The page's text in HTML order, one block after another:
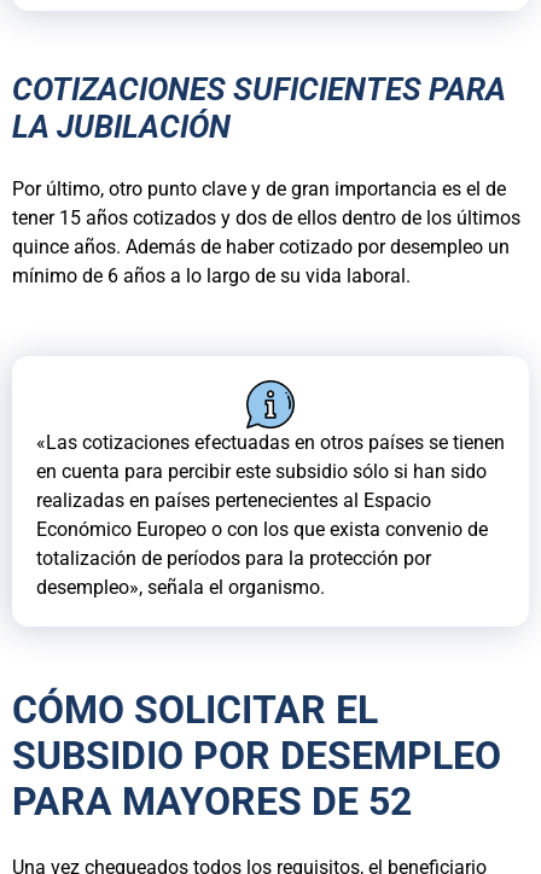
COTIZACIONES SUFICIENTES PARA
LA JUBILACIÓN
Por último, otro punto clave y de gran importancia es el de
tener 15 años cotizados y dos de ellos dentro de los últimos
quince años. Además de haber cotizado por desempleo un
mínimo de 6 años a lo largo de su vida laboral.
«Las cotizaciones efectuadas en otros países se tienen
en cuenta para percibir este subsidio sólo si han sido
realizadas en países pertenecientes al Espacio
Económico Europeo o con los que exista convenio de
totalización de períodos para la protección por
desempleo», señala el organismo.
CÓMO SOLICITAR EL
SUBSIDIO POR DESEMPLEO
PARA MAYORES DE 52
Una vez chequeados todos los requisitos, el beneficiario